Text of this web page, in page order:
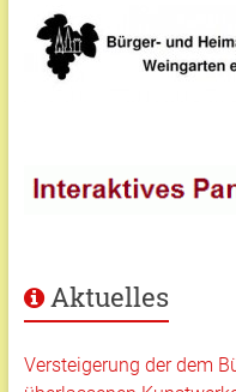
Aktuelles
Versteigerung der dem